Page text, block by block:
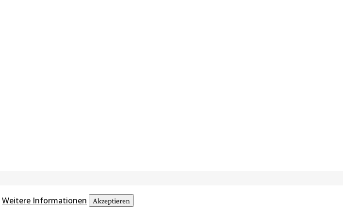
Weitere Informationen Akzeptieren